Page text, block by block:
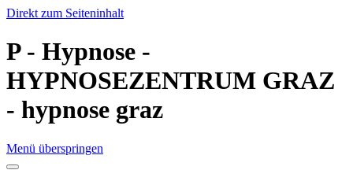
Direkt zum Seiteninhalt
P - Hypnose -
HYPNOSEZENTRUM GRAZ
- hypnose graz
Menü überspringen